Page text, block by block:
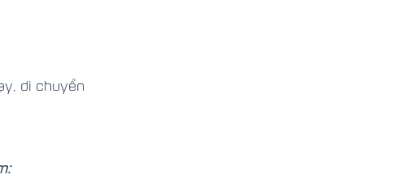
di chuyển